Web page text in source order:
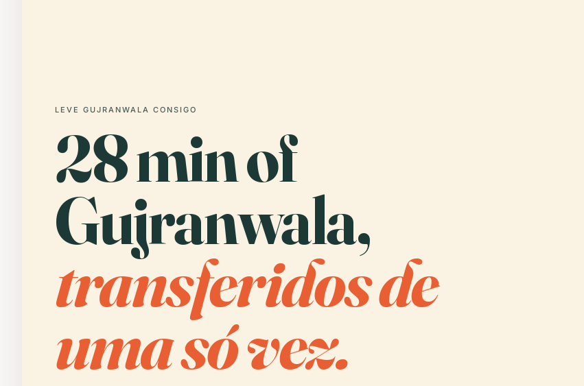
LEVE GUJRANWALA CONSIGO
28 min of
Gujranwala,
transferidos de
uma só vez.